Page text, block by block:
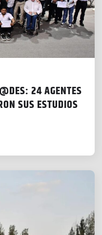
24 AGENTES
SUS ESTUDIOS